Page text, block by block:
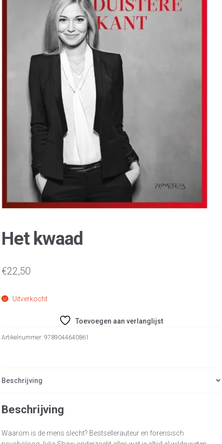
Het kwaad
€22,50
Uitverkocht
Toevoegen aan verlanglijst
Artikelnummer: 9789044640861
Beschrijving
Beschrijving
Waarom is de mens slecht? Bestsellerauteur en forensisch